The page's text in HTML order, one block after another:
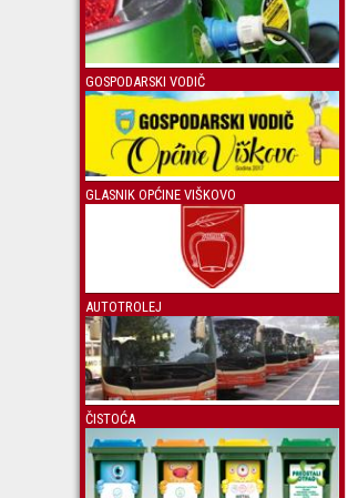
GOSPODARSKI VODIČ
GLASNIK OPĆINE VIŠKOVO
AUTOTROLEJ
ČISTOĆA